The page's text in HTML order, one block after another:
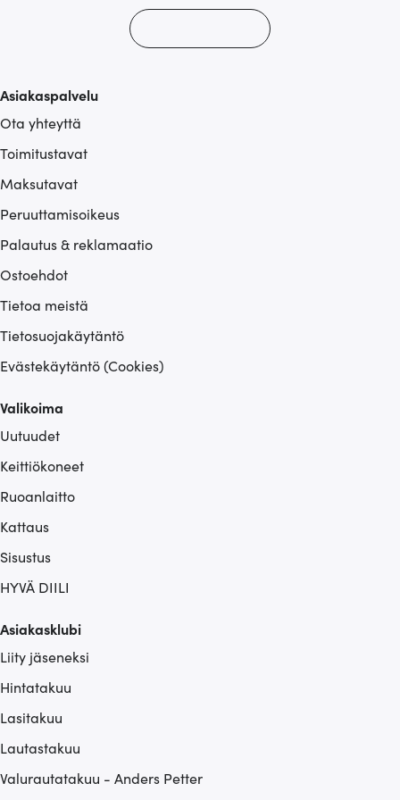
Asiakaspalvelu
Ota yhteyttä
Toimitustavat
Maksutavat
Peruuttamisoikeus
Palautus & reklamaatio
Ostoehdot
Tietoa meistä
Tietosuojakäytäntö
Evästekäytäntö (Cookies)
Valikoima
Uutuudet
Keittiökoneet
Ruoanlaitto
Kattaus
Sisustus
HYVÄ DIILI
Asiakasklubi
Liity jäseneksi
Hintatakuu
Lasitakuu
Lautastakuu
Valurautatakuu - Anders Petter